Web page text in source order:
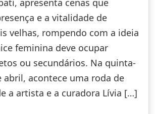
apresenta cenas que
e a vitalidade de
velhas, rompendo com a ideia
feminina deve ocupar
ou secundários. Na quinta-
abril, acontece uma roda de
a artista e a curadora Lívia […]